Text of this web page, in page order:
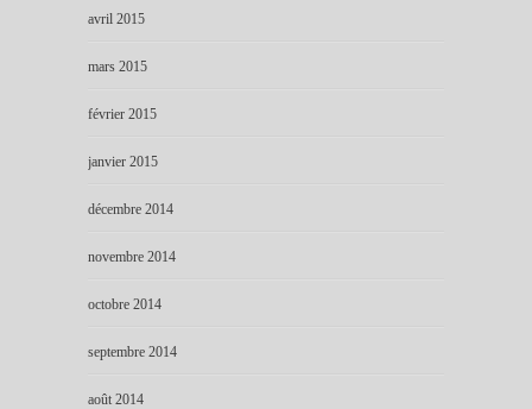
avril 2015
mars 2015
février 2015
janvier 2015
décembre 2014
novembre 2014
octobre 2014
septembre 2014
août 2014